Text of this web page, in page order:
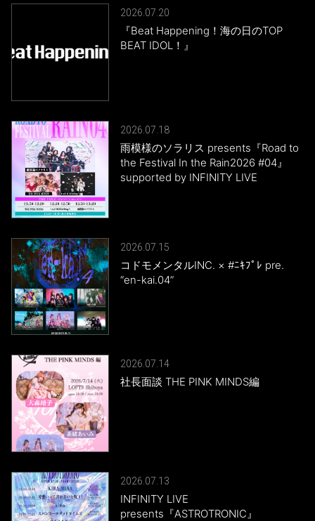
2026.07.20
『Beat Happening！海の日のTOP
BEAT IDOL！』
2026.07.18
雨模様のソラリス presents『Road to
the Festival In the Rain2026 #04』
supported by INFINITY LIVE
2026.07.15
コドモメンタルINC. × #ﾆｷﾌﾟﾚ pre.
“en-kai.04”
2026.07.14
社長面談 THE PINK MINDS編
2026.07.13
INFINITY LIVE
presents『ASTROTRONIC』